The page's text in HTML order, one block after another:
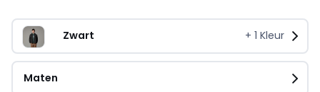
Zwart + 1 Kleur
Maten